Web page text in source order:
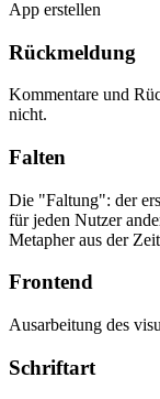
App erstellen
Rückmeldung
Kommentare und
nicht.
Falten
Die "Faltung": der
für jeden Nutzer
Metapher aus der
Frontend
Ausarbeitung des
Schriftart